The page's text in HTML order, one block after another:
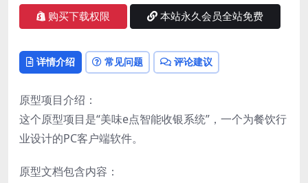
购买下载权限 本站永久会员全站免费
详情介绍 常见问题 评论建议
原型项目介绍：
这个原型项目是“美味e点智能收银系统”，一个为餐饮行
业设计的PC客户端软件。
原型文档包含内容：